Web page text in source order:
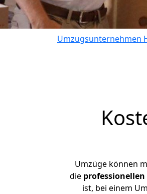
Umzugsunternehmen
Umzüge können
die
ist, bei einem